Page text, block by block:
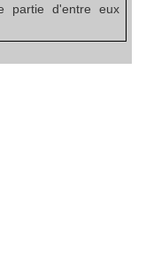
partie d'entre eux